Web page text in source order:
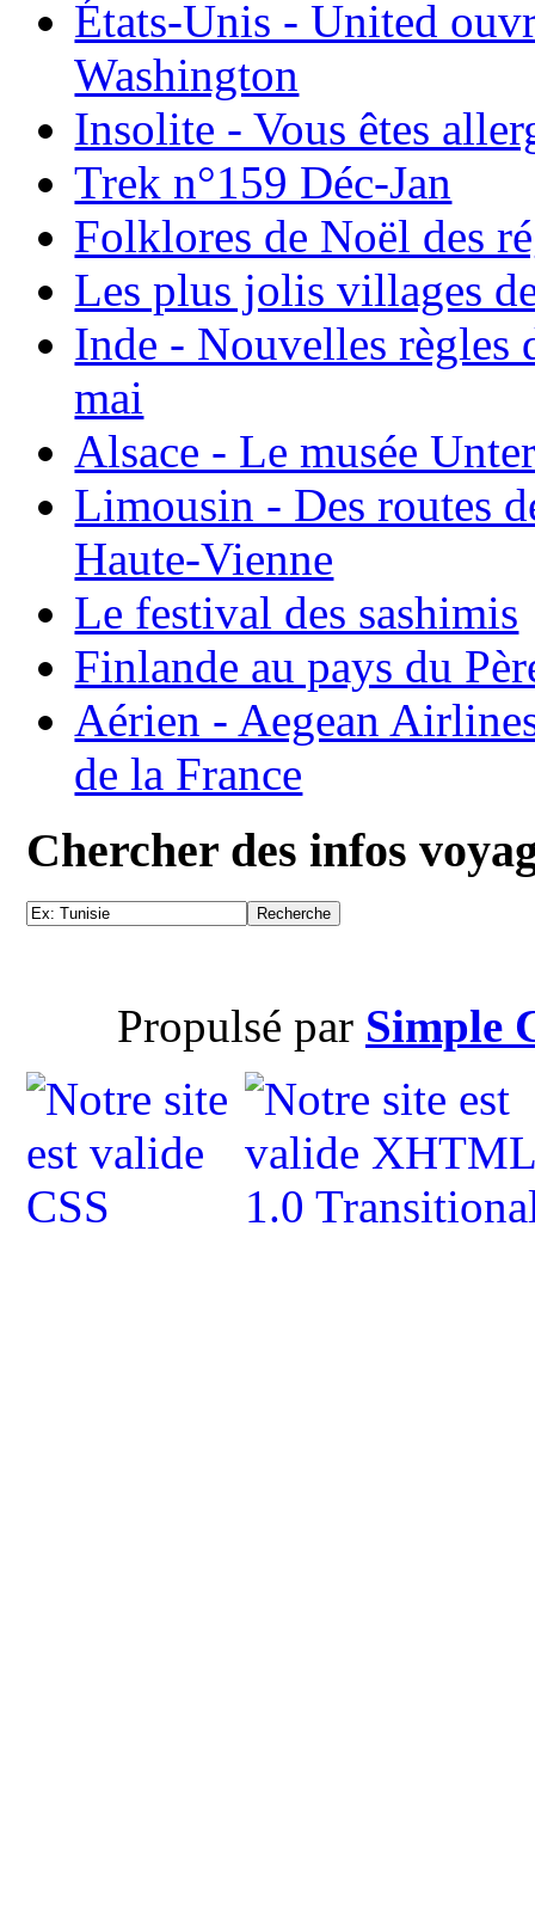
États-Unis - United
Washington
Insolite - Vous êtes
Trek n°159 Déc-Jan
Folklores de Noël des
Les plus jolis villages
Inde - Nouvelles règles
mai
Alsace - Le musée
Limousin - Des routes
Haute-Vienne
Le festival des sashimis
Finlande au pays du
Aérien - Aegean
de la France
Chercher des infos
Propulsé par Simple